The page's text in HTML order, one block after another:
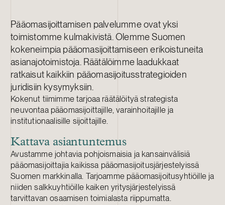
Pääomasijoittamisen palvelumme ovat yksi
toimistomme kulmakivistä. Olemme Suomen
kokeneimpia pääomasijoittamiseen erikoistuneita
asianajotoimistoja. Räätälöimme laadukkaat
ratkaisut kaikkiin pääomasijoitusstrategioiden
juridisiin kysymyksiin.
Kokenut tiimimme tarjoaa räätälöityä strategista
neuvontaa pääomasijoittajille, varainhoitajille ja
institutionaalisille sijoittajille.
Kattava asiantuntemus
Avustamme johtavia pohjoismaisia ja kansainvälisiä
pääomasijoittajia kaikissa pääomasijoitusjärjestelyissä
Suomen markkinalla. Tarjoamme pääomasijoitusyhtiöille ja
niiden salkkuyhtiöille kaiken yritysjärjestelyissä
tarvittavan osaamisen toimialasta riippumatta.